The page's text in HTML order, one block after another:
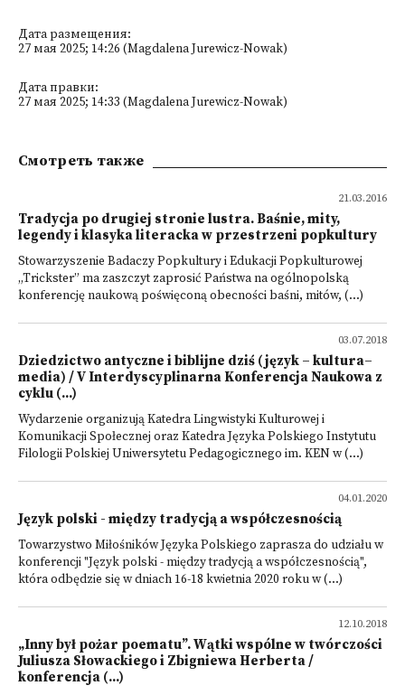
Дата размещения:
27 мая 2025; 14:26 (Magdalena Jurewicz-Nowak)
Дата правки:
27 мая 2025; 14:33 (Magdalena Jurewicz-Nowak)
Смотреть также
21.03.2016
Tradycja po drugiej stronie lustra. Baśnie, mity,
legendy i klasyka literacka w przestrzeni popkultury
Stowarzyszenie Badaczy Popkultury i Edukacji Popkulturowej
„Trickster” ma zaszczyt zaprosić Państwa na ogólnopolską
konferencję naukową poświęconą obecności baśni, mitów, (...)
03.07.2018
Dziedzictwo antyczne i biblijne dziś (język – kultura–
media) / V Interdyscyplinarna Konferencja Naukowa z
cyklu (...)
Wydarzenie organizują Katedra Lingwistyki Kulturowej i
Komunikacji Społecznej oraz Katedra Języka Polskiego Instytutu
Filologii Polskiej Uniwersytetu Pedagogicznego im. KEN w (...)
04.01.2020
Język polski - między tradycją a współczesnością
Towarzystwo Miłośników Języka Polskiego zaprasza do udziału w
konferencji "Język polski - między tradycją a współczesnością",
która odbędzie się w dniach 16-18 kwietnia 2020 roku w (...)
12.10.2018
„Inny był pożar poematu”. Wątki wspólne w twórczości
Juliusza Słowackiego i Zbigniewa Herberta /
konferencja (...)